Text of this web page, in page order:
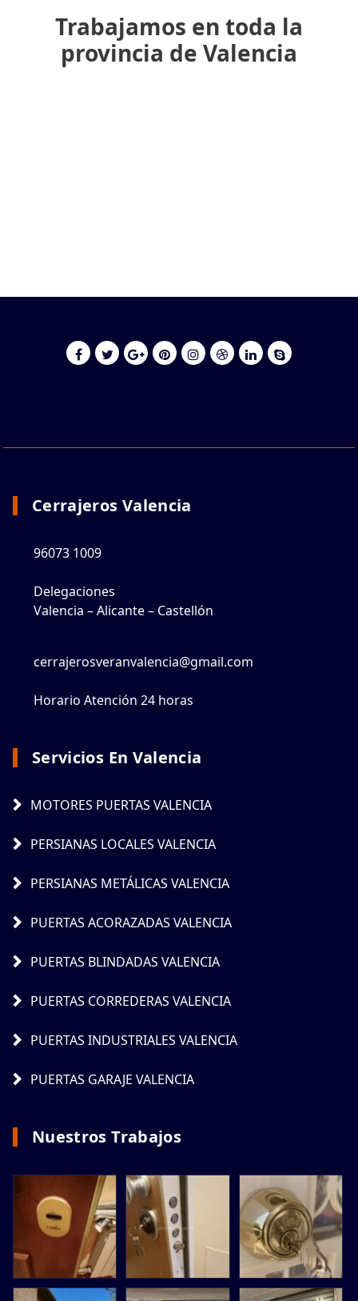
Trabajamos en toda la
provincia de Valencia
Cerrajeros Valencia
96073 1009
Delegaciones
Valencia – Alicante – Castellón
cerrajerosveranvalencia@gmail.com
Horario Atención 24 horas
Servicios En Valencia
MOTORES PUERTAS VALENCIA
PERSIANAS LOCALES VALENCIA
PERSIANAS METÁLICAS VALENCIA
PUERTAS ACORAZADAS VALENCIA
PUERTAS BLINDADAS VALENCIA
PUERTAS CORREDERAS VALENCIA
PUERTAS INDUSTRIALES VALENCIA
PUERTAS GARAJE VALENCIA
Nuestros Trabajos